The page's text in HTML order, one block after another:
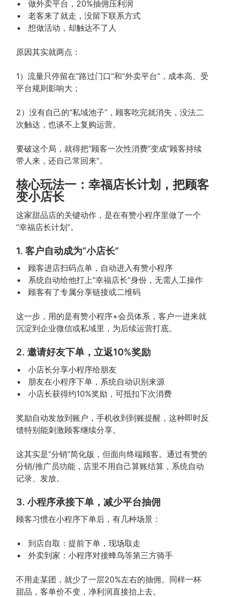
做外卖平台，20%抽佣压利润
老客来了就走，没留下联系方式
想做活动，却触达不了人
原因其实就两点：
1）流量只停留在“路过门口”和“外卖平台”，成本高、受
平台规则影响大；
2）没有自己的“私域池子”，顾客吃完就消失，没法二
次触达，也谈不上复购运营。
要破这个局，就得把“顾客一次性消费”变成“顾客持续
带人来，还自己常回来”。
核心玩法一：幸福店长计划，把顾客
变小店长
这家甜品店的关键动作，是在有赞小程序里做了一个
“幸福店长计划”。
1. 客户自动成为“小店长”
顾客进店扫码点单，自动进入有赞小程序
系统自动给他打上“幸福店长”身份，无需人工操作
顾客有了专属分享链接或二维码
这一步，用的是有赞小程序+会员体系，客户一进来就
沉淀到企业微信或私域里，为后续运营打底。
2. 邀请好友下单，立返10%奖励
小店长分享小程序给朋友
朋友在小程序下单，系统自动识别来源
小店长获得约10%奖励，可抵扣下次消费
奖励自动发放到账户，手机收到到账提醒，这种即时反
馈特别能刺激顾客继续分享。
这其实是“分销”简化版，但面向终端顾客。通过有赞的
分销/推广员功能，店里不用自己算账结算，系统自动
记录、发放。
3. 小程序承接下单，减少平台抽佣
顾客习惯在小程序下单后，有几种场景：
到店自取：提前下单，现场取走
外卖到家：小程序对接蜂鸟等第三方骑手
不用走某团，就少了一层20%左右的抽佣。同样一杯
甜品，客单价不变，净利润直接抬上去。